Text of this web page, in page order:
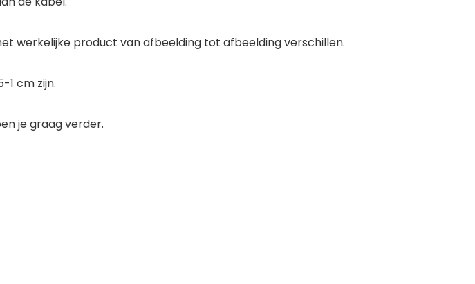
werkelijke product van afbeelding tot afbeelding verschillen.
1 cm zijn.
je graag verder.